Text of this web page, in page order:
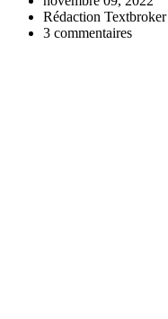
Rédaction Textbroker
3 commentaires